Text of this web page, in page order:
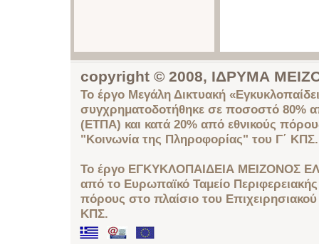
copyright © 2008, ΙΔΡΥΜΑ
Το έργο Μεγάλη Δικτυακή
συγχρηματοδοτήθηκε σε ποσοστό 80%
(ΕΤΠΑ) και κατά 20% από εθνικούς
"Κοινωνία της Πληροφορίας" του Γ΄ ΚΠΣ.
Το έργο ΕΓΚΥΚΛΟΠΑΙΔΕΙΑ ΜΕΙΖΟΝΟΣ
από το Ευρωπαϊκό Ταμείο
πόρους στο πλαίσιο του
ΚΠΣ.